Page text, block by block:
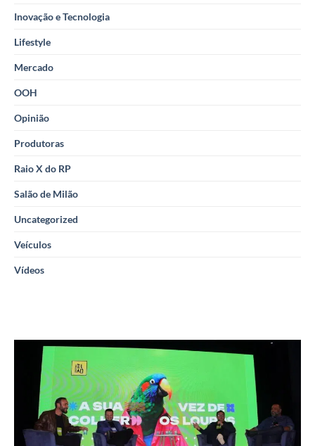
Inovação e Tecnologia
Lifestyle
Mercado
OOH
Opinião
Produtoras
Raio X do RP
Salão de Milão
Uncategorized
Veículos
Vídeos